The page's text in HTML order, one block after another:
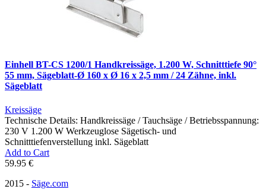
Einhell BT-CS 1200/1 Handkreissäge, 1.200 W, Schnitttiefe 90°
55 mm, Sägeblatt-Ø 160 x Ø 16 x 2,5 mm / 24 Zähne, inkl.
Sägeblatt
Kreissäge
Technische Details: Handkreissäge / Tauchsäge / Betriebsspannung:
230 V 1.200 W Werkzeuglose Sägetisch- und
Schnitttiefenverstellung inkl. Sägeblatt
Add to Cart
59.95 €
2015 - Säge.com